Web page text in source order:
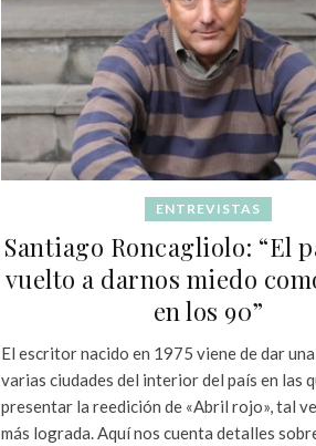
ENTREVISTAS
Santiago Roncagliolo: “El
vuelto a darnos miedo
en los 90”
El escritor nacido en 1975 viene de dar
varias ciudades del interior del país en las
presentar la reedición de «Abril rojo», tal
más lograda. Aquí nos cuenta detalles